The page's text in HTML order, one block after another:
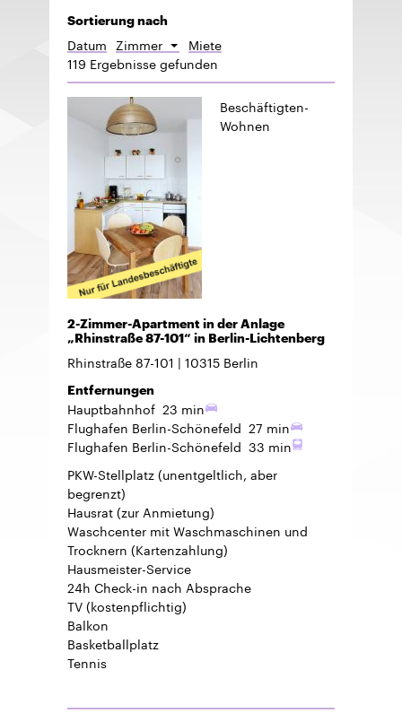
Sortierung nach
Datum Zimmer Absteigend
sortieren
Miete
119 Ergebnisse gefunden
Beschäftigten-
Wohnen
2-Zimmer-Apartment in der Anlage
„Rhinstraße 87-101“ in Berlin-Lichtenberg
Rhinstraße 87-101 10315 Berlin
Entfernungen
Hauptbahnhof 23 min
Flughafen Berlin-Schönefeld 27 min
Flughafen Berlin-Schönefeld 33 min
PKW-Stellplatz(unentgeltlich, aber
begrenzt)
Hausrat(zur Anmietung)
Waschcenter mit Waschmaschinen und
Trocknern (Kartenzahlung)
Hausmeister-Service
24h Check-in nach Absprache
TV(kostenpflichtig)
Balkon
Basketballplatz
Tennis